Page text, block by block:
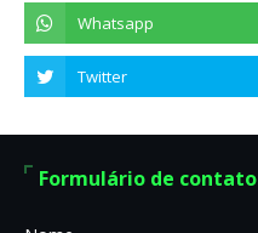
Formulário de contato